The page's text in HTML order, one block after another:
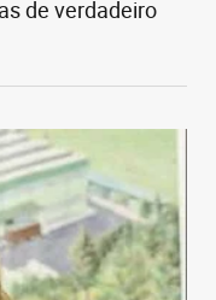
de verdadeiro